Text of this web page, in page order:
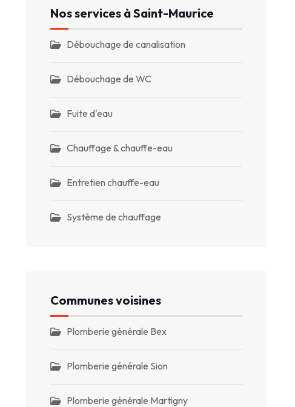
Nos services à Saint-Maurice
Débouchage de canalisation
Débouchage de WC
Fuite d'eau
Chauffage & chauffe-eau
Entretien chauffe-eau
Système de chauffage
Communes voisines
Plomberie générale Bex
Plomberie générale Sion
Plomberie générale Martigny